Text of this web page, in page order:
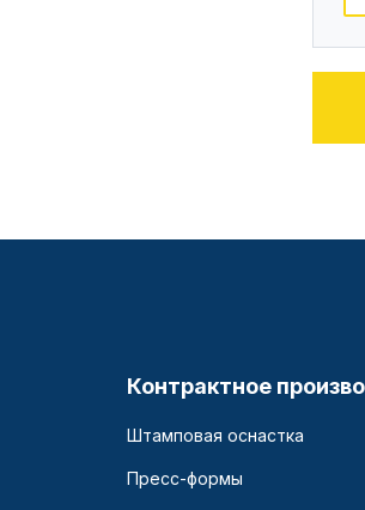
Контрактное
Штамповая оснастка
Пресс-формы